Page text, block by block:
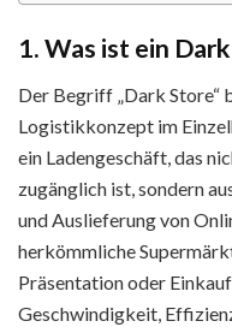
1. Was ist ein
Der Begriff „Dark Store“
Logistikkonzept im
ein Ladengeschäft, das
zugänglich ist, sondern
und Auslieferung von
herkömmliche
Präsentation oder
Geschwindigkeit,